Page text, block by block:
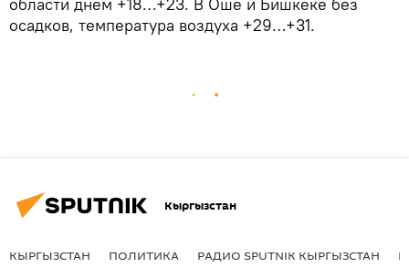
осадков, температура воздуха +29…+31.
Кыргызстан
КЫРГЫЗСТАН ПОЛИТИКА РАДИО SPUTNIK КЫРГЫЗСТАН